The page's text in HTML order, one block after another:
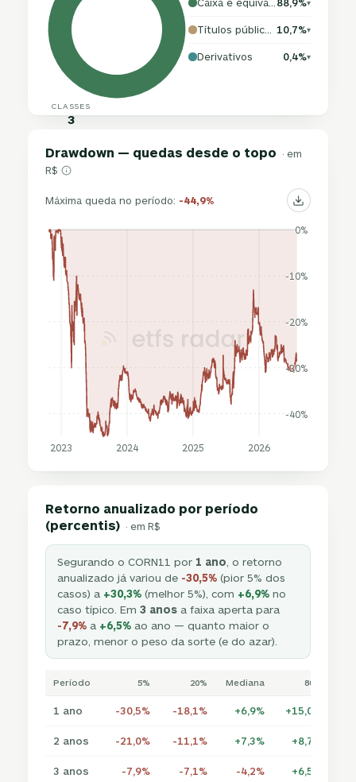
CLASSES
3
▾
10,7%▾
Derivativos 0,4%▾
Drawdown — quedas desde o topo · em
R$
Máxima queda no período: -44,9%
-40%
-30%
-20%
-10%
0%
2023 2024 2025 2026
Retorno anualizado por período
(percentis) · em R$
Segurando o CORN11 por 1 ano , o retorno
anualizado já variou de -30,5% (pior 5% dos
casos) a +30,3% (melhor 5%), com +6,9% no
caso típico. Em3 anos a faixa aperta para
-7,9% a +6,5% ao ano — quanto maior o
prazo, menor o peso da sorte (e do azar).
Período 5% 20% Mediana 80%
1 ano -30,5% -18,1% +6,9% +15,0%
2 anos -21,0% -11,1% +7,3% +8,7%
3 anos -7,9% -7,1% -4,2% +6,5%